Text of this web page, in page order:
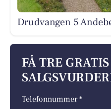
Drudvangen 5
FÅ TRE GRATIS
Telefonnummer *